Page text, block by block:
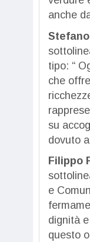
anche
tipo: “
che
su
dovuto
Filippo
e
dignità
questo